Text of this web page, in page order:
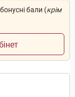
бали (крім